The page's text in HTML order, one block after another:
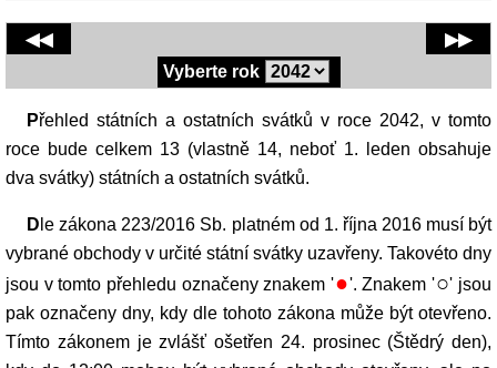
Vyberte rok
◀◀ ▶▶
Přehled státních a ostatních svátků v roce 2042, v tomto
roce bude celkem 13 (vlastně 14, neboť 1. leden obsahuje
dva svátky) státních a ostatních svátků.
Dle zákona 223/2016 Sb. platném od 1. října 2016 musí být
vybrané obchody v určité státní svátky uzavřeny. Takovéto dny
jsou v tomto přehledu označeny znakem '●'. Znakem '○' jsou
pak označeny dny, kdy dle tohoto zákona může být otevřeno.
Tímto zákonem je zvlášť ošetřen 24. prosinec (Štědrý den),